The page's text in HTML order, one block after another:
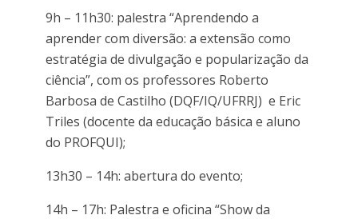
9h – 11h30: palestra “Aprendendo a
aprender com diversão: a extensão como
estratégia de divulgação e popularização da
ciência”, com os professores Roberto
Barbosa de Castilho (DQF/IQ/UFRRJ) e Eric
Triles (docente da educação básica e aluno
do PROFQUI);
13h30 – 14h: abertura do evento;
14h – 17h: Palestra e oficina “Show da